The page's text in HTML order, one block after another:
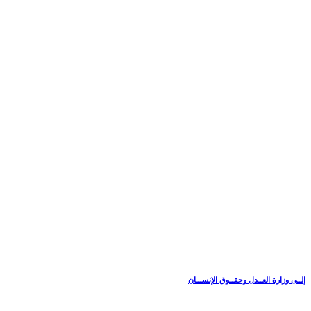
إلــى وزارة العــدل وحقــوق الإنســـان